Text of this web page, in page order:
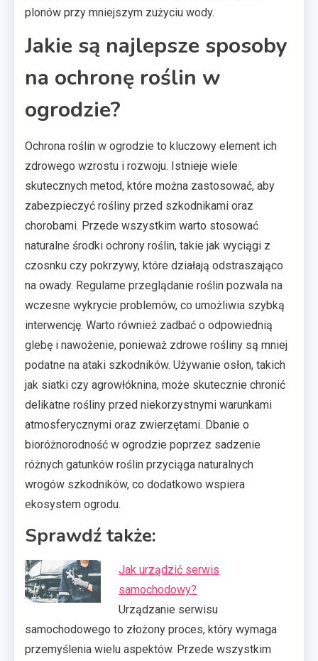
plonów przy mniejszym zużyciu wody.
Jakie są najlepsze sposoby
na ochronę roślin w
ogrodzie?
Ochrona roślin w ogrodzie to kluczowy element ich
zdrowego wzrostu i rozwoju. Istnieje wiele
skutecznych metod, które można zastosować, aby
zabezpieczyć rośliny przed szkodnikami oraz
chorobami. Przede wszystkim warto stosować
naturalne środki ochrony roślin, takie jak wyciągi z
czosnku czy pokrzywy, które działają odstraszająco
na owady. Regularne przeglądanie roślin pozwala na
wczesne wykrycie problemów, co umożliwia szybką
interwencję. Warto również zadbać o odpowiednią
glebę i nawożenie, ponieważ zdrowe rośliny są mniej
podatne na ataki szkodników. Używanie osłon, takich
jak siatki czy agrowłóknina, może skutecznie chronić
delikatne rośliny przed niekorzystnymi warunkami
atmosferycznymi oraz zwierzętami. Dbanie o
bioróżnorodność w ogrodzie poprzez sadzenie
różnych gatunków roślin przyciąga naturalnych
wrogów szkodników, co dodatkowo wspiera
ekosystem ogrodu.
Sprawdź także:
Jak urządzić serwis
samochodowy?
Urządzanie serwisu
samochodowego to złożony proces, który wymaga
przemyślenia wielu aspektów. Przede wszystkim